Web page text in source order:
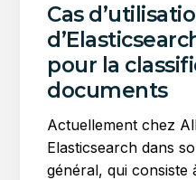
Cas
pour la
documents
Actuellement chez
Elasticsearch dans
général, qui consiste